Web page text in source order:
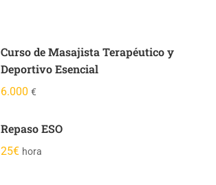
Curso de Masajista Terapéutico y
Deportivo Esencial
6.000 €
Repaso ESO
25€ hora